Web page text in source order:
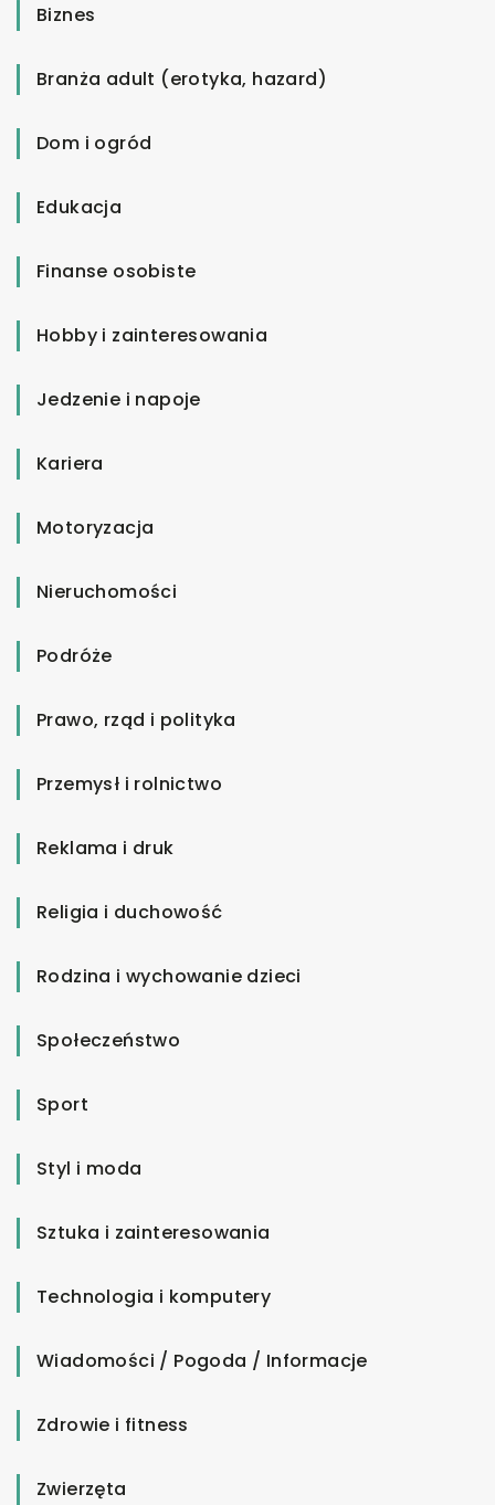
Biznes
Branża adult (erotyka, hazard)
Dom i ogród
Edukacja
Finanse osobiste
Hobby i zainteresowania
Jedzenie i napoje
Kariera
Motoryzacja
Nieruchomości
Podróże
Prawo, rząd i polityka
Przemysł i rolnictwo
Reklama i druk
Religia i duchowość
Rodzina i wychowanie dzieci
Społeczeństwo
Sport
Styl i moda
Sztuka i zainteresowania
Technologia i komputery
Wiadomości / Pogoda / Informacje
Zdrowie i fitness
Zwierzęta